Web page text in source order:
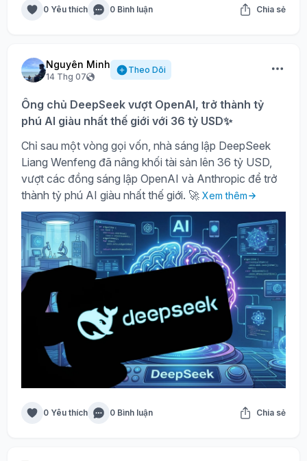
0 Yêu thích 0 Bình luận Chia sẻ
Nguyên Minh
14 Thg 07
Theo Dõi
Ông chủ DeepSeek vượt OpenAI, trở thành tỷ
phú AI giàu nhất thế giới với 36 tỷ USD✨
Chỉ sau một vòng gọi vốn, nhà sáng lập DeepSeek
Liang Wenfeng đã nâng khối tài sản lên 36 tỷ USD,
vượt các đồng sáng lập OpenAI và Anthropic để trở
thành tỷ phú AI giàu nhất thế giới. 🚀 Xem thêm
0 Yêu thích 0 Bình luận Chia sẻ